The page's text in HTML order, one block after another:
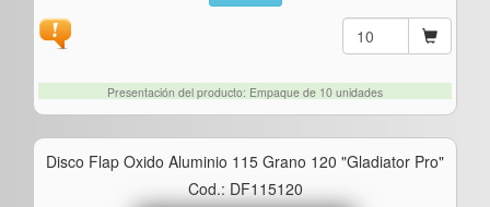
Presentación del producto: Empaque de 10 unidades
Disco Flap Oxido Aluminio 115 Grano 120 "gladiator Pro"
Cod.: DF115120